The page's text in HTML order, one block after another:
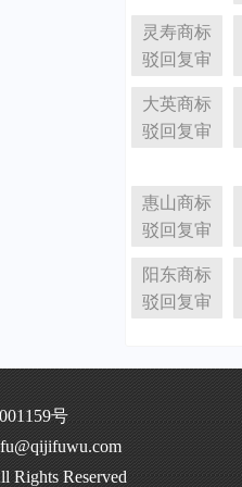
灵寿商标
驳回复审
大英商标
驳回复审
惠山商标
驳回复审
阳东商标
驳回复审
号
Reserved